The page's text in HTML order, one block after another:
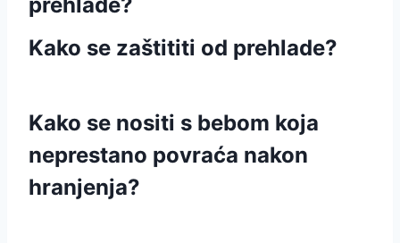
Kako se zaštititi od prehlade?
Kako se nositi s bebom koja
neprestano povraća nakon
hranjenja?